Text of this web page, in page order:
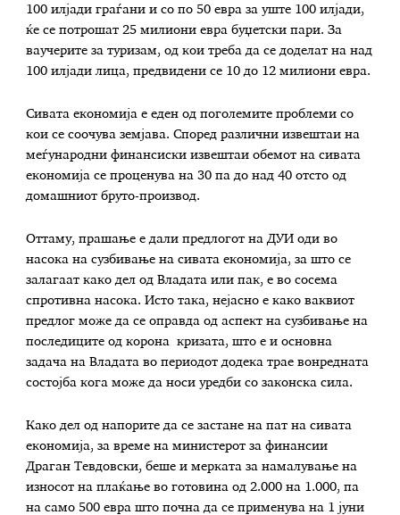
100 илјади граѓани и со по 50 евра за уште 100 илјади,
ќе се потрошат 25 милиони евра буџетски пари. За
ваучерите за туризам, од кои треба да се доделат на над
100 илјади лица, предвидени се 10 до 12 милиони евра.
Сивата економија е еден од поголемите проблеми со
кои се соочува земјава. Според различни извештаи на
меѓународни финансиски извештаи обемот на сивата
економија се проценува на 30 па до над 40 отсто од
домашниот бруто-производ.
Оттаму, прашање е дали предлогот на ДУИ оди во
насока на сузбивање на сивата економија, за што се
залагаат како дел од Владата или пак, е во сосема
спротивна насока. Исто така, нејасно е како ваквиот
предлог може да се оправда од аспект на сузбивање на
последиците од корона кризата, што е и основна
задача на Владата во периодот додека трае вонредната
состојба кога може да носи уредби со законска сила.
Како дел од напорите да се застане на пат на сивата
економија, за време на министерот за финансии
Драган Тевдовски, беше и мерката за намалување на
износот на плаќање во готовина од 2.000 на 1.000, па
на само 500 евра што почна да се применува на 1 јуни